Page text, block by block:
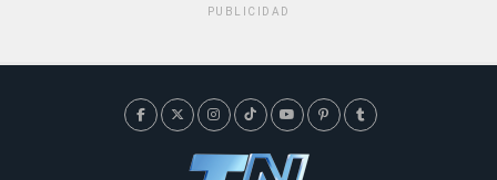
PUBLICIDAD